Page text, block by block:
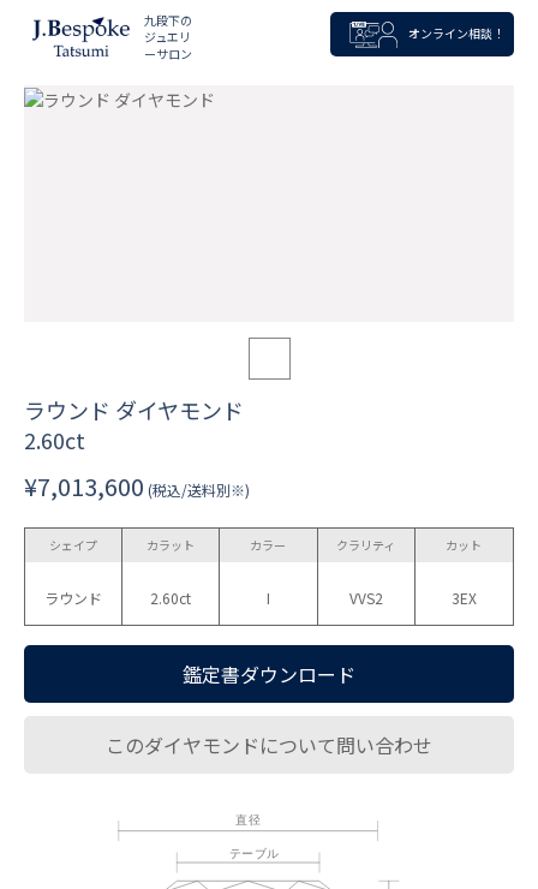
九段下の
ジュエリ
ーサロン
オンライン相談！
ラウンド ダイヤモンド
2.60ct
¥7,013,600 (税込/送料別※)
シェイプ
ラウンド
カラット
2.60ct
カラー
I
クラリティ
VVS2
カット
3EX
鑑定書ダウンロード
このダイヤモンドについて問い合わせ